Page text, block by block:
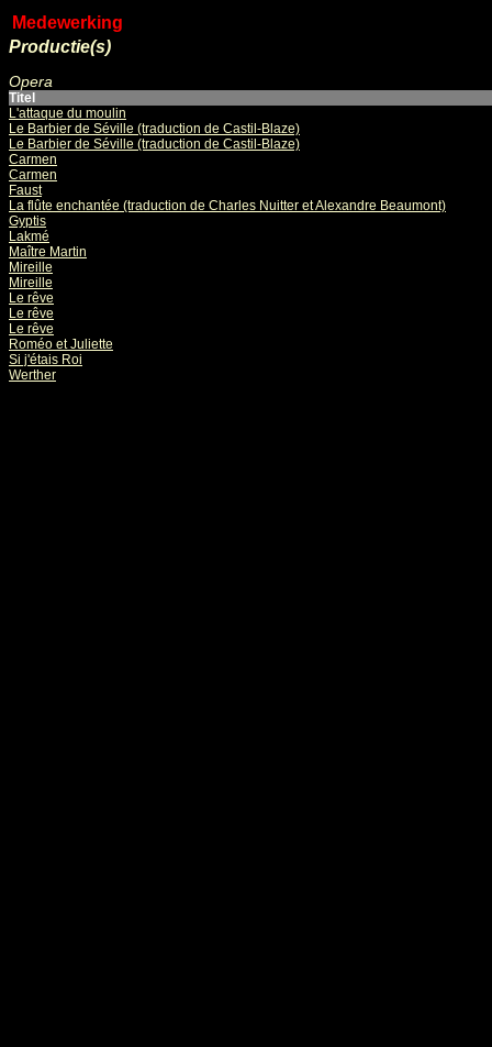
Medewerking
Productie(s)
Opera
Titel
L'attaque du moulin
Le Barbier de Séville (traduction de Castil-Blaze)
Le Barbier de Séville (traduction de Castil-Blaze)
Carmen
Carmen
Faust
La flûte enchantée (traduction de Charles Nuitter et Alexandre Beaumont)
Gyptis
Lakmé
Maître Martin
Mireille
Mireille
Le rêve
Le rêve
Le rêve
Roméo et Juliette
Si j'étais Roi
Werther